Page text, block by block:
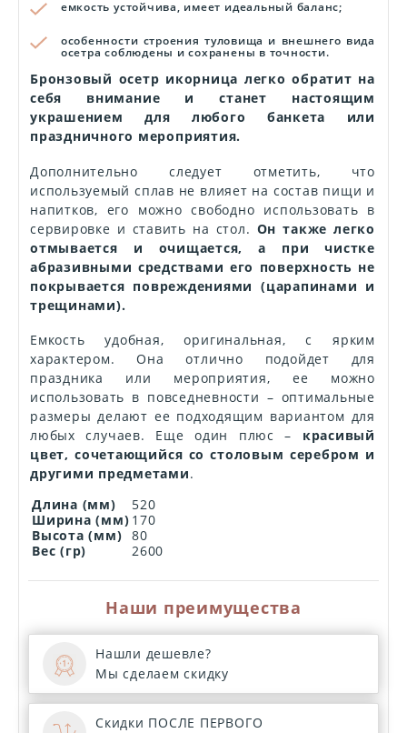
емкость устойчива, имеет идеальный баланс;
особенности строения туловища и внешнего вида
осетра соблюдены и сохранены в точности.
Бронзовый осетр икорница легко обратит на
себя внимание и станет настоящим
украшением для любого банкета или
праздничного мероприятия.
Дополнительно следует отметить, что
используемый сплав не влияет на состав пищи и
напитков, его можно свободно использовать в
сервировке и ставить на стол. Он также легко
отмывается и очищается, а при чистке
абразивными средствами его поверхность не
покрывается повреждениями (царапинами и
трещинами).
Емкость удобная, оригинальная, с ярким
характером. Она отлично подойдет для
праздника или мероприятия, ее можно
использовать в повседневности – оптимальные
размеры делают ее подходящим вариантом для
любых случаев. Еще один плюс – красивый
цвет, сочетающийся со столовым серебром и
другими предметами.
Длина (мм)
520
Ширина (мм) 170
Высота (мм)
80
Вес (гр)
2600
Наши преимущества
Нашли дешевле?
Мы сделаем скидку
Скидки ПОСЛЕ ПЕРВОГО